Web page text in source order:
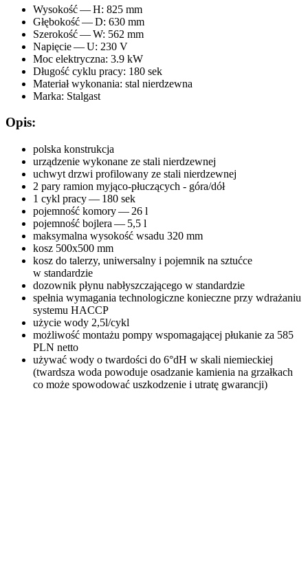
Wysokość — H: 825 mm
Głębokość — D: 630 mm
Szerokość — W: 562 mm
Napięcie — U: 230 V
Moc elektryczna: 3.9 kW
Długość cyklu pracy: 180 sek
Materiał wykonania: stal nierdzewna
Marka: Stalgast
Opis:
polska konstrukcja
urządzenie wykonane ze stali nierdzewnej
uchwyt drzwi profilowany ze stali nierdzewnej
2 pary ramion myjąco-płuczących - góra/dół
1 cykl pracy — 180 sek
pojemność komory — 26 l
pojemność bojlera — 5,5 l
maksymalna wysokość wsadu 320 mm
kosz 500x500 mm
kosz do talerzy, uniwersalny i pojemnik na sztućce
w standardzie
dozownik płynu nabłyszczającego w standardzie
spełnia wymagania technologiczne konieczne przy wdrażaniu
systemu HACCP
użycie wody 2,5l/cykl
możliwość montażu pompy wspomagającej płukanie za 585
PLN netto
używać wody o twardości do 6°dH w skali niemieckiej
(twardsza woda powoduje osadzanie kamienia na grzałkach
co może spowodować uszkodzenie i utratę gwarancji)